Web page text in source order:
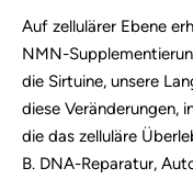
Auf zellulärer Ebene
NMN-
die Sirtuine, unsere
diese Veränderungen,
die das zelluläre
B. DNA-Reparatur,